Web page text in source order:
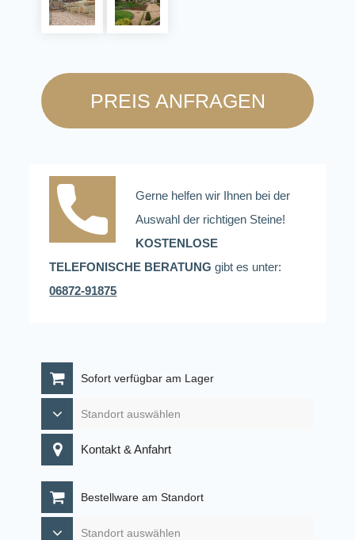
PREIS ANFRAGEN
Gerne helfen wir Ihnen bei der
Auswahl der richtigen Steine!
KOSTENLOSE
TELEFONISCHE BERATUNG gibt es unter:
06872-91875
Sofort verfügbar am Lager
Kontakt & Anfahrt
Bestellware am Standort